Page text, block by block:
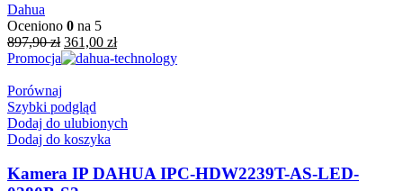
Dahua
Oceniono 0 na 5
897,90zł Pierwotna
cena
361,00 złAktualna
cena
Promocja
Porównaj
Szybki podgląd
Dodaj do ulubionych
Dodaj do koszyka
Kamera IP DAHUA IPC-HDW2239T-AS-LED-